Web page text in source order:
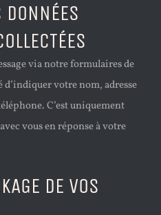
via notre formulaires de
votre nom, adresse
C’est uniquement
vous en réponse à votre
DE VOS